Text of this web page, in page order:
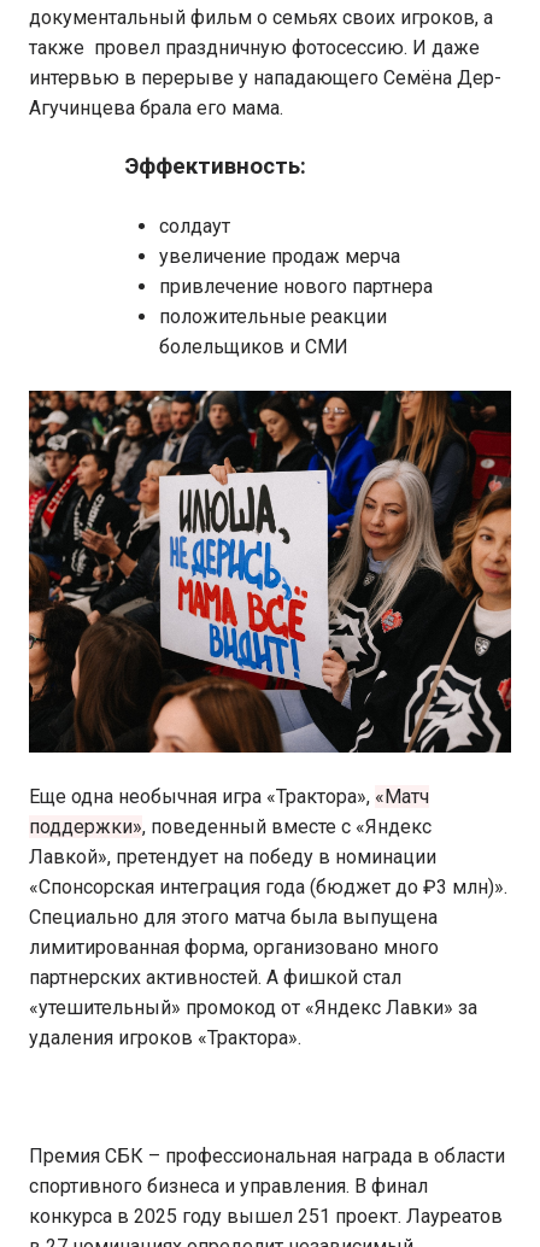
документальный фильм о семьях своих игроков, а
также провел праздничную фотосессию. И даже
интервью в перерыве у нападающего Семёна Дер-
Агучинцева брала его мама.
Эффективность:
солдаут
увеличение продаж мерча
привлечение нового партнера
положительные реакции
болельщиков и СМИ
Еще одна необычная игра «Трактора», «Матч
поддержки», поведенный вместе с «Яндекс
Лавкой», претендует на победу в номинации
«Спонсорская интеграция года (бюджет до ₽3 млн)».
Специально для этого матча была выпущена
лимитированная форма, организовано много
партнерских активностей. А фишкой стал
«утешительный» промокод от «Яндекс Лавки» за
удаления игроков «Трактора».
Премия СБК – профессиональная награда в области
спортивного бизнеса и управления. В финал
конкурса в 2025 году вышел 251 проект. Лауреатов